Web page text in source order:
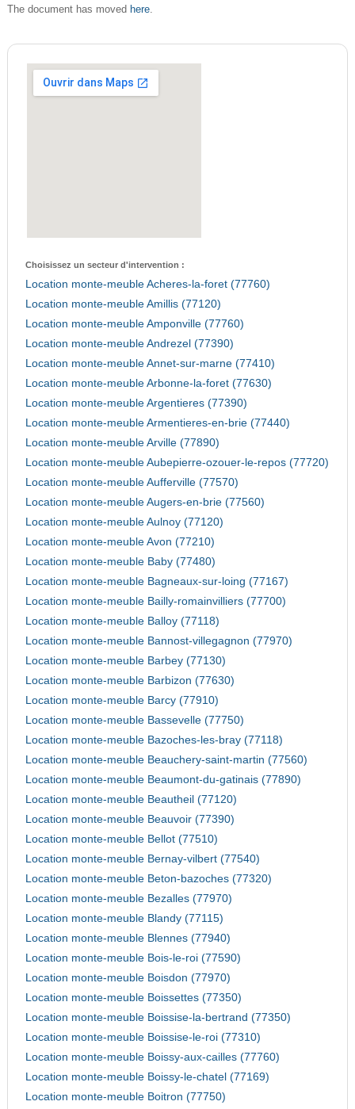
The document has moved here.
Choisissez un secteur d'intervention :
Location monte-meuble Acheres-la-foret (77760)
Location monte-meuble Amillis (77120)
Location monte-meuble Amponville (77760)
Location monte-meuble Andrezel (77390)
Location monte-meuble Annet-sur-marne (77410)
Location monte-meuble Arbonne-la-foret (77630)
Location monte-meuble Argentieres (77390)
Location monte-meuble Armentieres-en-brie (77440)
Location monte-meuble Arville (77890)
Location monte-meuble Aubepierre-ozouer-le-repos (77720)
Location monte-meuble Aufferville (77570)
Location monte-meuble Augers-en-brie (77560)
Location monte-meuble Aulnoy (77120)
Location monte-meuble Avon (77210)
Location monte-meuble Baby (77480)
Location monte-meuble Bagneaux-sur-loing (77167)
Location monte-meuble Bailly-romainvilliers (77700)
Location monte-meuble Balloy (77118)
Location monte-meuble Bannost-villegagnon (77970)
Location monte-meuble Barbey (77130)
Location monte-meuble Barbizon (77630)
Location monte-meuble Barcy (77910)
Location monte-meuble Bassevelle (77750)
Location monte-meuble Bazoches-les-bray (77118)
Location monte-meuble Beauchery-saint-martin (77560)
Location monte-meuble Beaumont-du-gatinais (77890)
Location monte-meuble Beautheil (77120)
Location monte-meuble Beauvoir (77390)
Location monte-meuble Bellot (77510)
Location monte-meuble Bernay-vilbert (77540)
Location monte-meuble Beton-bazoches (77320)
Location monte-meuble Bezalles (77970)
Location monte-meuble Blandy (77115)
Location monte-meuble Blennes (77940)
Location monte-meuble Bois-le-roi (77590)
Location monte-meuble Boisdon (77970)
Location monte-meuble Boissettes (77350)
Location monte-meuble Boissise-la-bertrand (77350)
Location monte-meuble Boissise-le-roi (77310)
Location monte-meuble Boissy-aux-cailles (77760)
Location monte-meuble Boissy-le-chatel (77169)
Location monte-meuble Boitron (77750)